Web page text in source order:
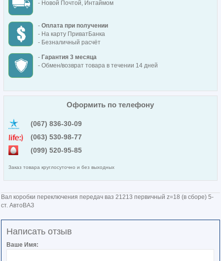
- Новой Почтой, Интаймом
- Оплата при получении
- На карту ПриватБанка
- Безналичный расчёт
- Гарантия 3 месяца
- Обмен/возврат товара в течении 14 дней
Оформить по телефону
(067) 836-30-09
(063) 530-98-77
(099) 520-95-85
Заказ товара круглосуточно и без выходных
Вал коробки переключения передач ваз 21213 первичный z=18 (в сборе) 5-
ст. АвтоВАЗ
Написать отзыв
Ваше Имя: